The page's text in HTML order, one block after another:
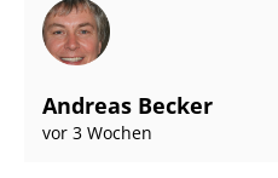
Andreas Becker
vor 3 Wochen